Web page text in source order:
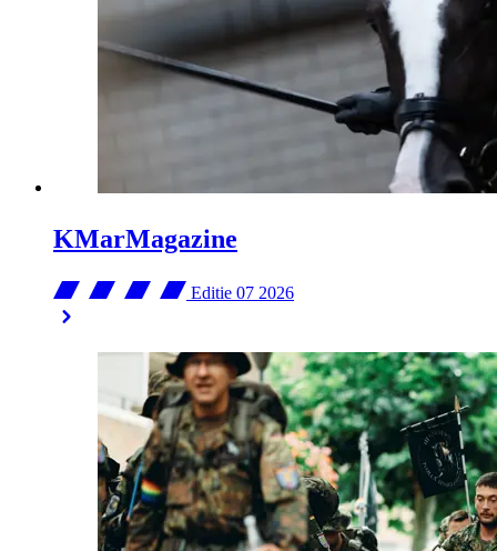
KMarMagazine
Editie 07 2026